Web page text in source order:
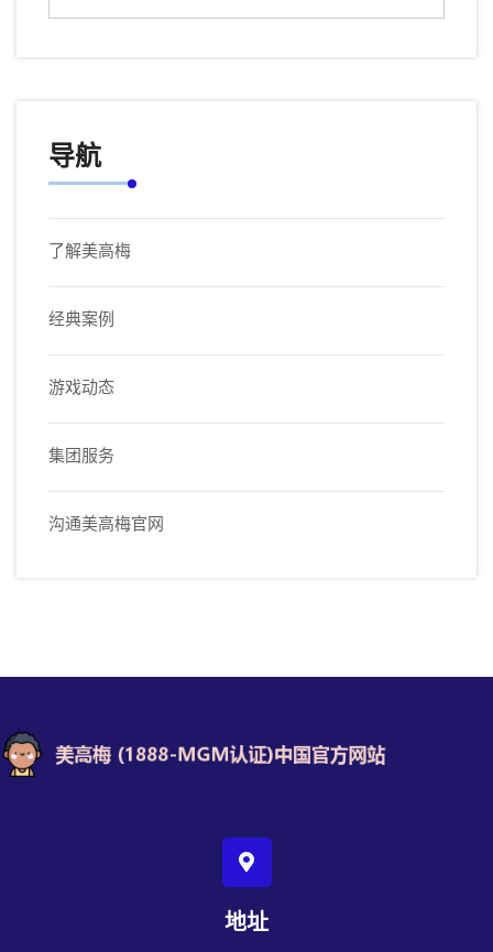
导航
了解美高梅
经典案例
游戏动态
集团服务
沟通美高梅官网
地址